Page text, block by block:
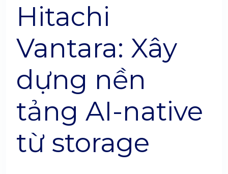
Hitachi
Vantara: Xây
dựng nền
tảng AI-native
từ storage